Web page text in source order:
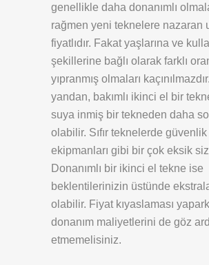
genellikle daha donanımlı
rağmen yeni teknelere nazaran
fiyatlıdır. Fakat yaşlarına ve
şekillerine bağlı olarak farklı
yıpranmış olmaları
yandan, bakımlı ikinci el bir
suya inmiş bir tekneden daha
olabilir. Sıfır teknelerde
ekipmanları gibi bir çok eksik
Donanımlı bir ikinci el tekne ise
beklentilerinizin üstünde
olabilir. Fiyat kıyaslaması
donanım maliyetlerini de göz
etmemelisiniz.